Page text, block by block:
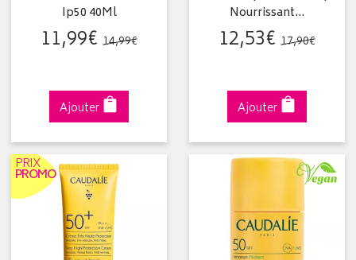
Ip50 40Ml
11,99€ 14,99€
Ajouter
Nourrissant…
12,53€ 17,90€
Ajouter
PRIX
PROMO